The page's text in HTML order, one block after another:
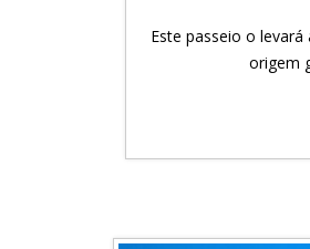
Este passeio o
origem